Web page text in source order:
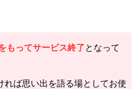
ってサービス終了 となって
れば思い出を語る場としてお使